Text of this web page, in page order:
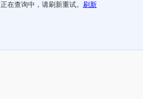
正在查询中，请刷新重试。 刷新